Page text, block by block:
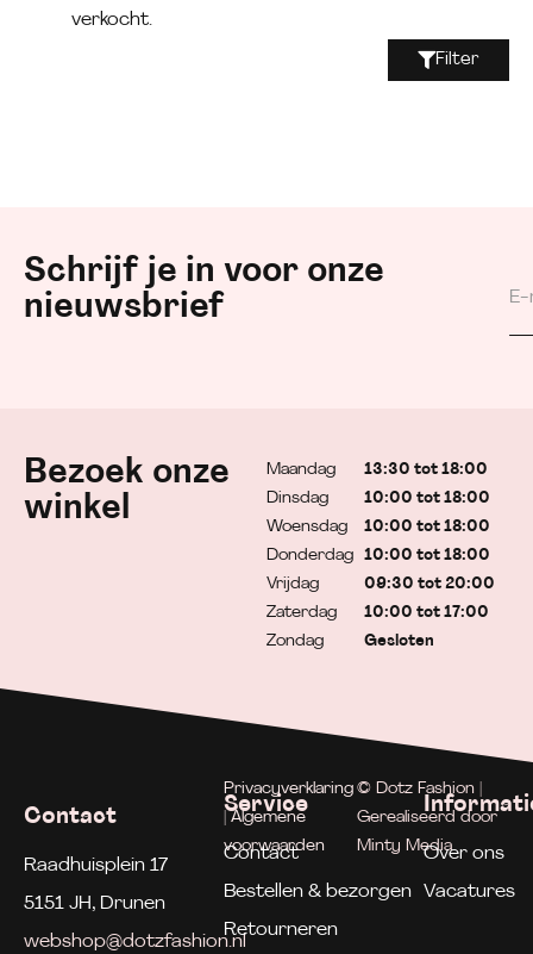
verkocht.
Filter
Schrijf je in voor onze
nieuwsbrief
Bezoek onze
winkel
Maandag
Dinsdag
Woensdag
Donderdag
Vrijdag
Zaterdag
Zondag
13:30 tot 18:00
10:00 tot 18:00
10:00 tot 18:00
10:00 tot 18:00
09:30 tot 20:00
10:00 tot 17:00
Gesloten
Contact
Raadhuisplein 17
5151 JH, Drunen
webshop@dotzfashion.nl
Service
Contact
Bestellen & bezorgen
Retourneren
Over ons
Vacatures
Privacyverklaring
| Algemene
voorwaarden
© Dotz Fashion |
Gerealiseerd door
Minty Media